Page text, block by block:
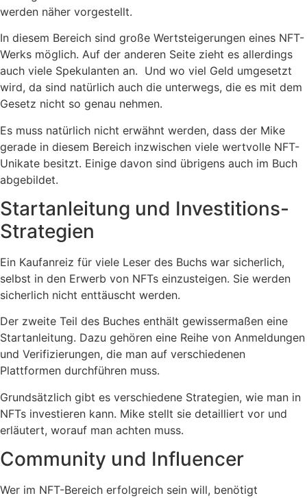
werden näher vorgestellt.
In diesem Bereich sind große Wertsteigerungen eines NFT-
Werks möglich. Auf der anderen Seite zieht es allerdings
auch viele Spekulanten an. Und wo viel Geld umgesetzt
wird, da sind natürlich auch die unterwegs, die es mit dem
Gesetz nicht so genau nehmen.
Es muss natürlich nicht erwähnt werden, dass der Mike
gerade in diesem Bereich inzwischen viele wertvolle NFT-
Unikate besitzt. Einige davon sind übrigens auch im Buch
abgebildet.
Startanleitung und Investitions-
Strategien
Ein Kaufanreiz für viele Leser des Buchs war sicherlich,
selbst in den Erwerb von NFTs einzusteigen. Sie werden
sicherlich nicht enttäuscht werden.
Der zweite Teil des Buches enthält gewissermaßen eine
Startanleitung. Dazu gehören eine Reihe von Anmeldungen
und Verifizierungen, die man auf verschiedenen
Plattformen durchführen muss.
Grundsätzlich gibt es verschiedene Strategien, wie man in
NFTs investieren kann. Mike stellt sie detailliert vor und
erläutert, worauf man achten muss.
Community und Influencer
Wer im NFT-Bereich erfolgreich sein will, benötigt